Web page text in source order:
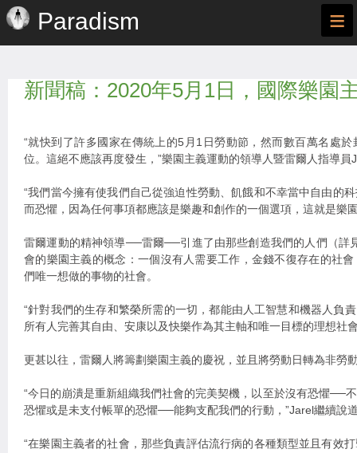
Paradism ≡
新聞稿：2020年5月1日，國際樂園
“就快到了許多國家在傳統上的5月1日勞動節，然而數百萬名處
位。這絕不應該再度發生，”樂園主義運動的領導人暨雷爾人指導員
“我們當今擁有使我們自己從強迫性勞動、飢餓和不幸當中自由的
而恐懼，因為任何事項都應該是樂趣和創作的一個選項，這就是樂
雷爾運動的精神領導──雷爾──引進了由那些創造我們的人們（詳
會的樂園主義的概念：一個沒有人需要工作，金錢不復存在的社
們唯一想做的事物的社會。
“針對我們的生存和繁榮所需的一切，都能由人工智慧和機器人負
所有人完善其自由、安康以及快樂作為其主軸和唯一目標的理想社
更甚以往，雷爾人將籌劃樂園主義的慶祝，並且將勞動日轉為非勞
“今日的崩潰是重新組織我們社會的完美契機，以至於沒有恐懼──
恐懼或是未支付帳單的恐懼──能夠支配我們的行動，”Jarel繼續說
“在樂園主義者的社會，那些負責評估流行病的各種類型並且有效